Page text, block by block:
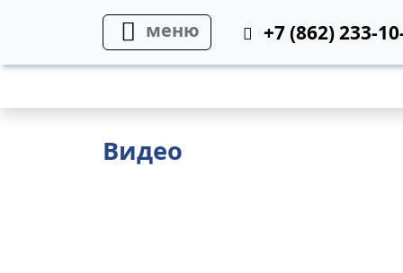
меню +7 (862) 233-
Фото
Видео